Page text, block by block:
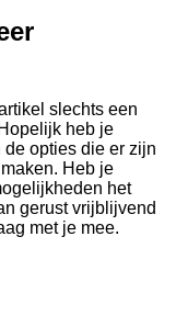
slechts een
heb je
opties die er zijn
Heb je
het
gerust vrijblijvend
met je mee.